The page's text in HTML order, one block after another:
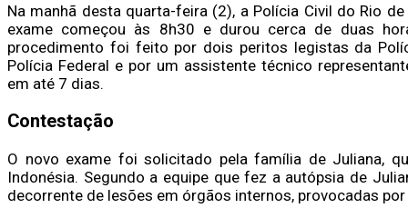
Na manhã desta quarta-feira (2), a Polícia Civil do Rio
exame começou às 8h30 e durou cerca de duas
procedimento foi feito por dois peritos legistas da
Polícia Federal e por um assistente técnico
em até 7 dias.
Contestação
O novo exame foi solicitado pela família de Juliana,
Indonésia. Segundo a equipe que fez a autópsia de
decorrente de lesões em órgãos internos, provocadas